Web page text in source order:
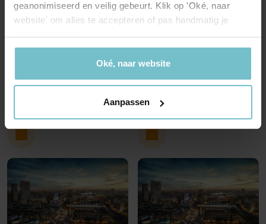
geanonimiseerd en veilig gebeurt. Klik op 'Oké, naar
website' om alles te accepteren of pas handmatig je
Oké, naar website
Aanpassen
impact op de
vastgoedsector
werden diverse fiscale
die invloed zullen hebben op
Ooit werd box 3 gezien als
de 'pretbox' voor de
belegger. Men ging ...